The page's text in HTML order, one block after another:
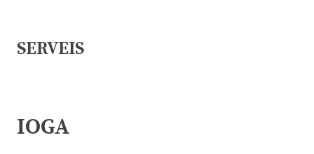
SERVEIS
IOGA